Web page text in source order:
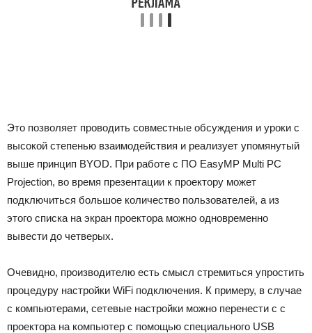
Это позволяет проводить совместные обсуждения и уроки с
высокой степенью взаимодействия и реализует упомянутый
выше принцип BYOD. При работе с ПО EasyMP Multi PC
Projection, во время презентации к проектору может
подключиться большое количество пользователей, а из
этого списка на экран проектора можно одновременно
вывести до четверых.
Очевидно, производителю есть смысл стремиться упростить
процедуру настройки WiFi подключения. К примеру, в случае
с компьютерами, сетевые настройки можно перенести с с
проектора на компьютер с помощью специального USB